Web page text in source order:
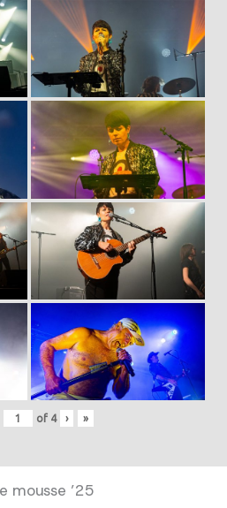
of 4 › »
mousse ’25